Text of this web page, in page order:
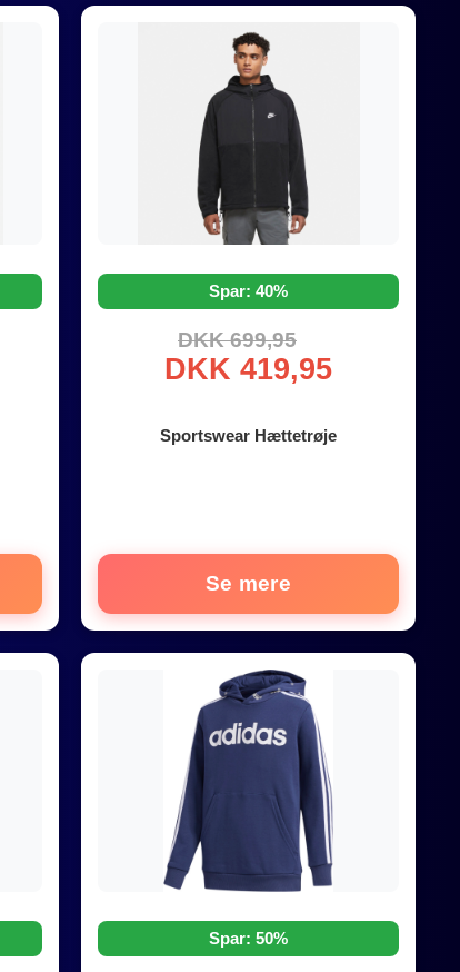
Spar: 40%
DKK 699,95
DKK 419,95
Sportswear Hættetrøje
Se mere
Spar: 50%